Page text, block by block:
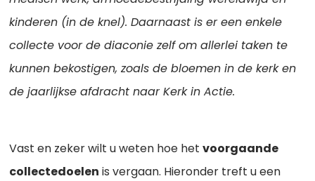
kinderen (in de knel). Daarnaast is er een enkele
collecte voor de diaconie zelf om allerlei taken te
kunnen bekostigen, zoals de bloemen in de kerk en
de jaarlijkse afdracht naar Kerk in Actie.
Vast en zeker wilt u weten hoe hetvoorgaande
collectedoelen is vergaan. Hieronder treft u een